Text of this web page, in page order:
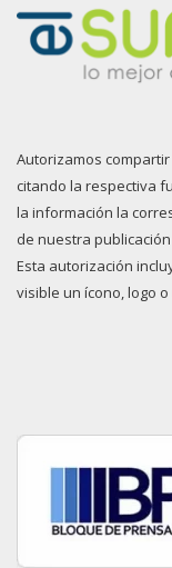
Autorizamos
citando la respectiva
la información la
de nuestra
Esta autorización
visible un ícono, logo